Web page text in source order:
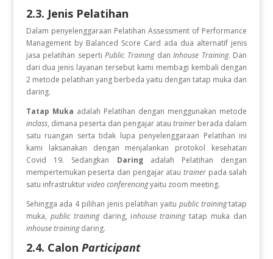
2.3. Jenis Pelatihan
Dalam penyelenggaraan Pelatihan Assessment of Performance
Management by Balanced Score Card ada dua alternatif jenis
jasa pelatihan sepertiPublic TrainingdanInhouse Training. Dan
dari dua jenis layanan tersebut kami membagi kembali dengan
2 metode pelatihan yang berbeda yaitu dengan tatap muka dan
daring.
Tatap Muka adalah Pelatihan dengan menggunakan metode
inclass, dimana peserta dan pengajar atautrainer berada dalam
satu ruangan serta tidak lupa penyelenggaraan Pelatihan ini
kami laksanakan dengan menjalankan protokol kesehatan
Covid 19. Sedangkan Daring adalah Pelatihan dengan
mempertemukan peserta dan pengajar atautrainer pada salah
satu infrastrukturvideo conferencingyaitu zoom meeting.
Sehingga ada 4 pilihan jenis pelatihan yaitu public trainingtatap
muka, public trainingdaring, inhouse trainingtatap muka dan
inhouse trainingdaring.
2.4. Calon Participant